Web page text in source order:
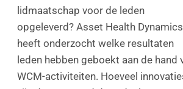
lidmaatschap voor de leden
opgeleverd? Asset Health Dynamics
heeft onderzocht welke resultaten
leden hebben geboekt aan de hand
WCM-activiteiten. Hoeveel